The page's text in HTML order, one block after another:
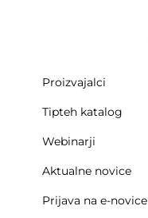
Proizvajalci
Tipteh katalog
Webinarji
Aktualne novice
Prijava na e-novice